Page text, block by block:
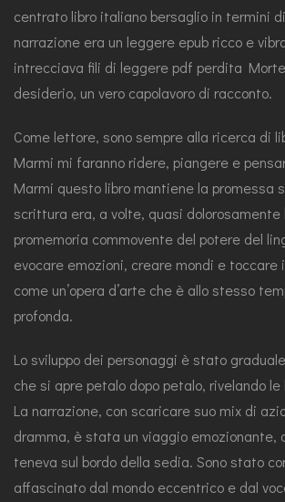
centrato libro italiano bersaglio in termini
narrazione era un leggere epub ricco e
intrecciava fili di leggere pdf perdita
desiderio, un vero capolavoro di racconto.
Come lettore, sono sempre alla ricerca di
Marmi mi faranno ridere, piangere e
Marmi questo libro mantiene la promessa
scrittura era, a volte, quasi dolorosamente
promemoria commovente del potere del
evocare emozioni, creare mondi e toccare
come un’opera d’arte che è allo stesso
profonda.
Lo sviluppo dei personaggi è stato
che si apre petalo dopo petalo, rivelando
La narrazione, con scaricare suo mix di
dramma, è stata un viaggio emozionante,
teneva sul bordo della sedia. Sono stato
affascinato dal mondo eccentrico e dal